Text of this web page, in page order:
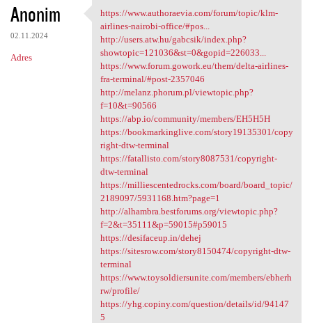
Anonim
02.11.2024
Adres
https://www.authoraevia.com
https://www.authoraevia.com/forum/topic/klm-
airlines-nairobi-office/#pos...
http://users.atw.hu/gabcsik/index.php?
showtopic=121036&st=0&gopid=226033...
https://www.forum.gowork.eu/them/delta-airlines-
fra-terminal/#post-2357046
http://melanz.phorum.pl/viewtopic.php?
f=10&t=90566
https://abp.io/community/members/EH5H5H
https://bookmarkinglive.com/story19135301/copy
right-dtw-terminal
https://fatallisto.com/story8087531/copyright-
dtw-terminal
https://milliescentedrocks.com/board/board_topic/
2189097/5931168.htm?page=1
http://alhambra.bestforums.org/viewtopic.php?
f=2&t=35111&p=59015#p59015
https://desifaceup.in/dehej
https://sitesrow.com/story8150474/copyright-dtw-
terminal
https://www.toysoldiersunite.com/members/ebherh
rw/profile/
https://yhg.copiny.com/question/details/id/94147
5